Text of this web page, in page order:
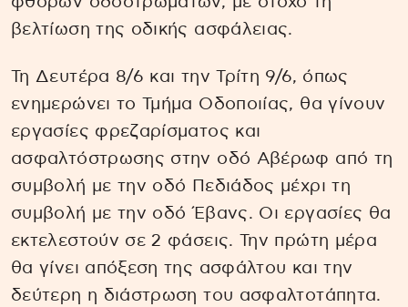
βελτίωση της οδικής ασφάλειας.
Τη Δευτέρα 8/6 και την Τρίτη 9/6, όπως
ενημερώνει το Τμήμα Οδοποιίας, θα γίνουν
εργασίες φρεζαρίσματος και
ασφαλτόστρωσης στην οδό Αβέρωφ από τη
συμβολή με την οδό Πεδιάδος μέχρι τη
συμβολή με την οδό Έβανς. Οι εργασίες θα
εκτελεστούν σε 2 φάσεις. Την πρώτη μέρα
θα γίνει απόξεση της ασφάλτου και την
δεύτερη η διάστρωση του ασφαλτοτάπητα.